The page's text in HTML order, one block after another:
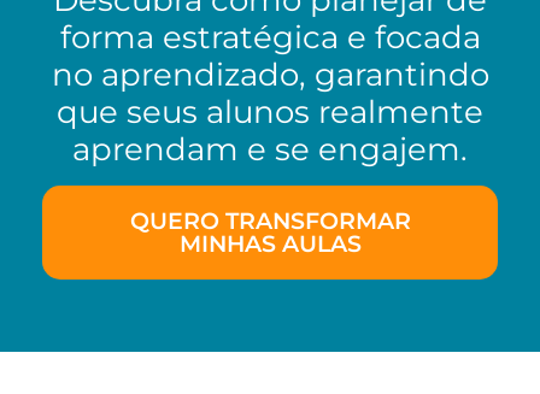
forma estratégica e focada
no aprendizado, garantindo
que seus alunos realmente
aprendam e se engajem.
QUERO TRANSFORMAR
MINHAS AULAS